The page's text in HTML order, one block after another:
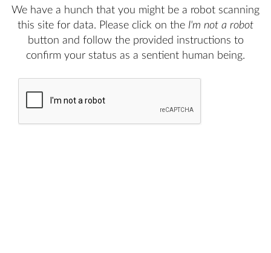
We have a hunch that you might be a robot scanning
this site for data. Please click on the I'm not a robot
button and follow the provided instructions to
confirm your status as a sentient human being.